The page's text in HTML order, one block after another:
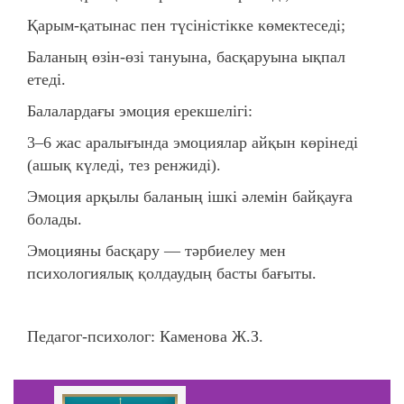
Қарым-қатынас пен түсіністікке көмектеседі;
Баланың өзін-өзі тануына, басқаруына ықпал
етеді.
Балалардағы эмоция ерекшелігі:
3–6 жас аралығында эмоциялар айқын көрінеді
(ашық күледі, тез ренжиді).
Эмоция арқылы баланың ішкі әлемін байқауға
болады.
Эмоцияны басқару — тәрбиелеу мен
психологиялық қолдаудың басты бағыты.
Педагог-психолог: Каменова Ж.З.